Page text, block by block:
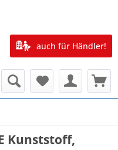
auch für Händler!
Kunststoff,